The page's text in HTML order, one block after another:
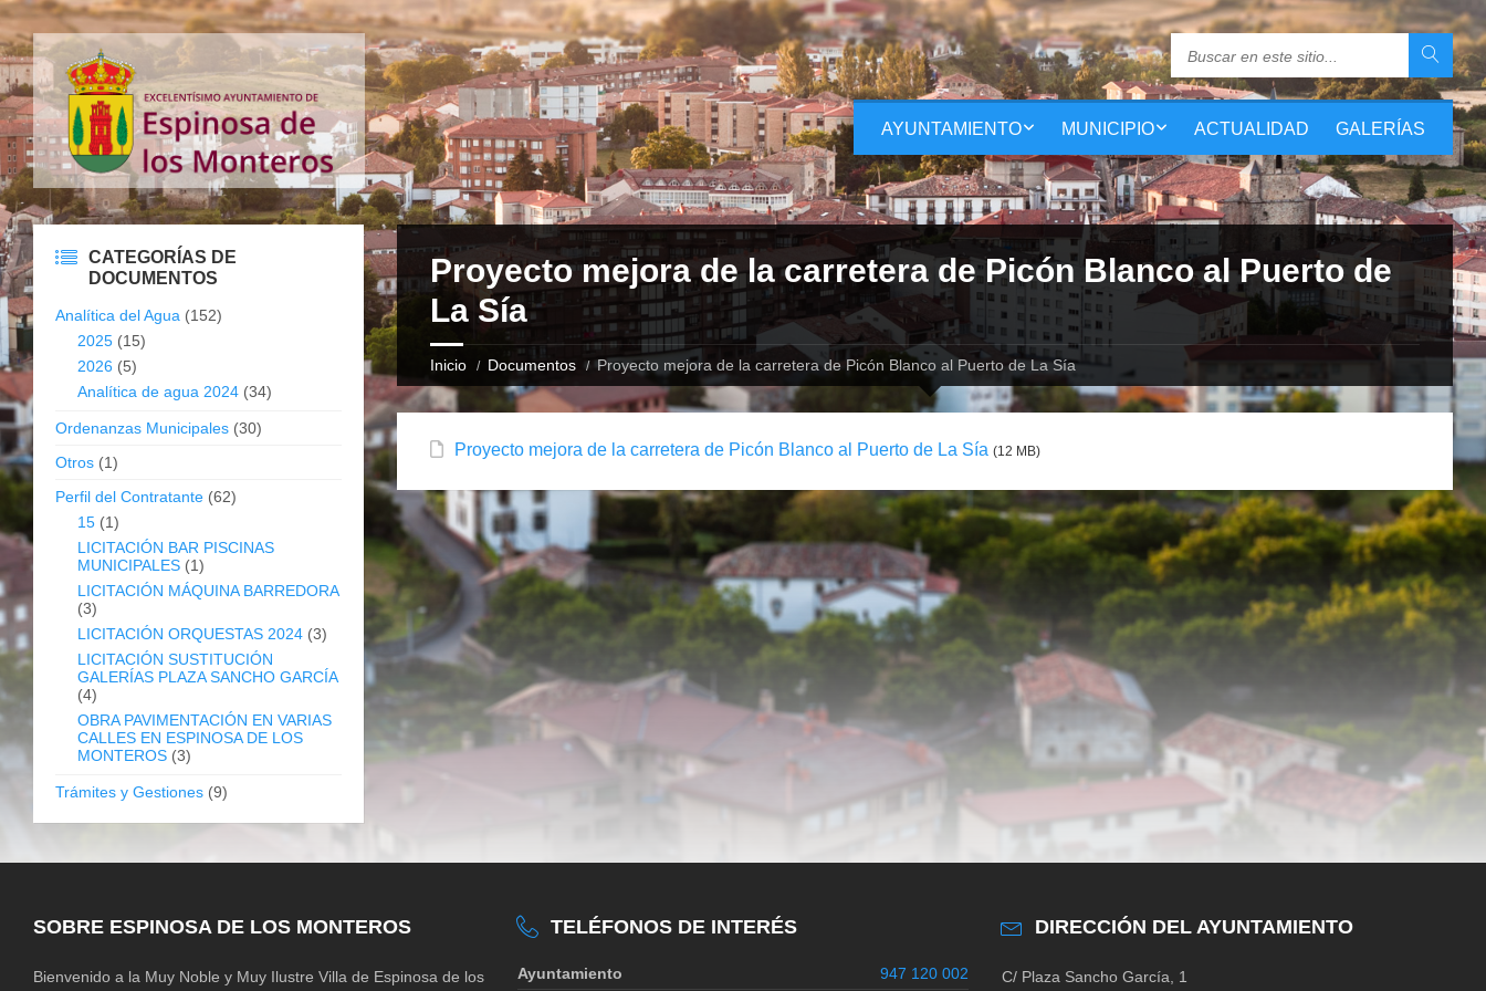
AYUNTAMIENTO MUNICIPIO ACTUALIDAD GALERÍAS
Proyecto mejora de la carretera de Picón Blanco al Puerto de
La Sía
Inicio Documentos Proyecto mejora de la carretera de Picón Blanco al Puerto de La Sía
Proyecto mejora de la carretera de Picón Blanco al Puerto de La Sía (12 MB)
CATEGORÍAS DE
DOCUMENTOS
Analítica del Agua (152)
2025 (15)
2026 (5)
Analítica de agua 2024 (34)
Ordenanzas Municipales (30)
Otros (1)
Perfil del Contratante (62)
15 (1)
LICITACIÓN BAR PISCINAS
MUNICIPALES (1)
LICITACIÓN MÁQUINA BARREDORA
(3)
LICITACIÓN ORQUESTAS 2024 (3)
LICITACIÓN SUSTITUCIÓN
GALERÍAS PLAZA SANCHO GARCÍA
(4)
OBRA PAVIMENTACIÓN EN VARIAS
CALLES EN ESPINOSA DE LOS
MONTEROS (3)
Trámites y Gestiones (9)
SOBRE ESPINOSA DE LOS MONTEROS
Bienvenido a la Muy Noble y Muy Ilustre Villa de Espinosa de los
TELÉFONOS DE INTERÉS
Ayuntamiento 947 120 002
DIRECCIÓN DEL AYUNTAMIENTO
C/ Plaza Sancho García, 1